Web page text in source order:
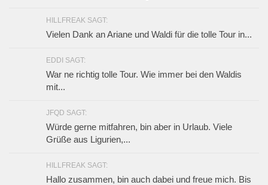
HILLFREAK SAGT:
Vielen Dank an Ariane und Waldi für die tolle Tour in...
EDDI SAGT:
War ne richtig tolle Tour. Wie immer bei den Waldis
mit...
JFQD SAGT:
Würde gerne mitfahren, bin aber in Urlaub. Viele
Grüße aus Ligurien,...
HILLFREAK SAGT:
Hallo zusammen, bin auch dabei und freue mich. Bis